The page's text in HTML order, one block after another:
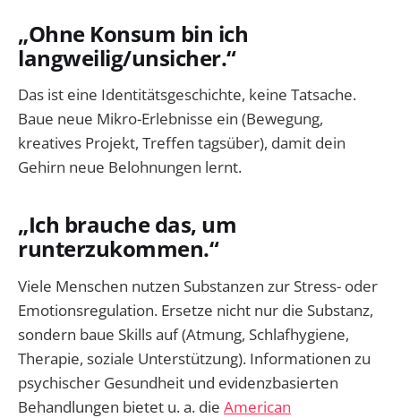
„Ohne Konsum bin ich
langweilig/unsicher.“
Das ist eine Identitätsgeschichte, keine Tatsache.
Baue neue Mikro-Erlebnisse ein (Bewegung,
kreatives Projekt, Treffen tagsüber), damit dein
Gehirn neue Belohnungen lernt.
„Ich brauche das, um
runterzukommen.“
Viele Menschen nutzen Substanzen zur Stress- oder
Emotionsregulation. Ersetze nicht nur die Substanz,
sondern baue Skills auf (Atmung, Schlafhygiene,
Therapie, soziale Unterstützung). Informationen zu
psychischer Gesundheit und evidenzbasierten
Behandlungen bietet u. a. die American